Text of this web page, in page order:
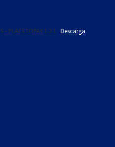
- PLACETOPAY 1 2 1 Descarga